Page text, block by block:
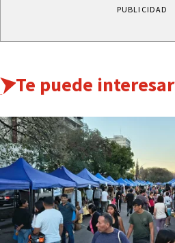
PUBLICIDAD
Te puede interesar